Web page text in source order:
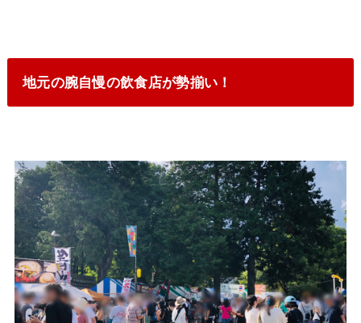
地元の腕自慢の飲食店が勢揃い！